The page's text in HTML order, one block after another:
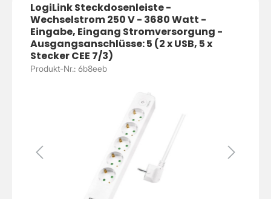
LogiLink Steckdosenleiste -
Wechselstrom 250 V - 3680 Watt -
Eingabe, Eingang Stromversorgung -
Ausgangsanschlüsse: 5 (2 x USB, 5 x
Stecker CEE 7/3)
Produkt-Nr.: 6b8eeb